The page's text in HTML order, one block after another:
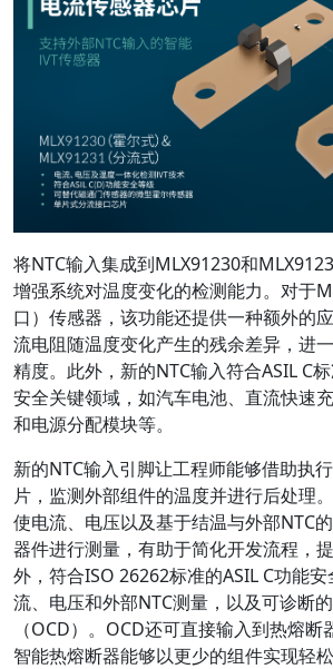
将NTC输入集成到MLX91230和
增强系统对温度变化的检测能力。对于
口）传感器，该功能还提供一种额外的
流电阻随温度变化产生的残余差异，进
精度。此外，新的NTC输入符合ASIL C
安全关键领域，如汽车电池、直流快速
和电源分配模块等。
新的NTC输入引脚让工程师能够借助执
片，监测外部组件的温度并进行后处理
使电流、电压以及基于结温与外部NTC
器件进行测量，有助于简化开发流程，
外，符合ISO 26262标准的ASIL C功能
流、电压和外部NTC测量，以及可诊断
（OCD）。OCD还可直接输入到热熔
智能热熔断器能够以更少的组件实现轻松